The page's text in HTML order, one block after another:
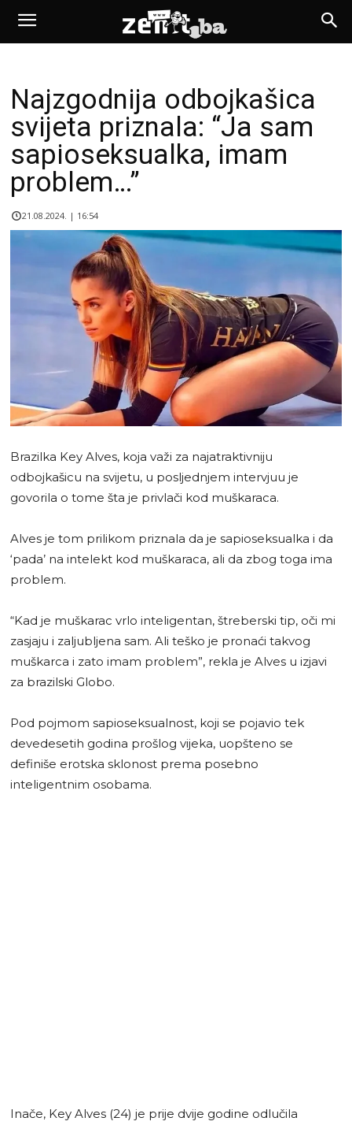
Najzgodnija odbojkašica
svijeta priznala: “Ja sam
sapioseksualka, imam
problem…”
21.08.2024. | 16:54
Brazilka Key Alves, koja važi za najatraktivniju
odbojkašicu na svijetu, u posljednjem intervjuu je
govorila o tome šta je privlači kod muškaraca.
Alves je tom prilikom priznala da je sapioseksualka i da
‘pada’ na intelekt kod muškaraca, ali da zbog toga ima
problem.
“Kad je muškarac vrlo inteligentan, štreberski tip, oči mi
zasjaju i zaljubljena sam. Ali teško je pronaći takvog
muškarca i zato imam problem”, rekla je Alves u izjavi
za brazilski Globo.
Pod pojmom sapioseksualnost, koji se pojavio tek
devedesetih godina prošlog vijeka, uopšteno se
definiše erotska sklonost prema posebno
inteligentnim osobama.
Inače, Key Alves (24) je prije dvije godine odlučila